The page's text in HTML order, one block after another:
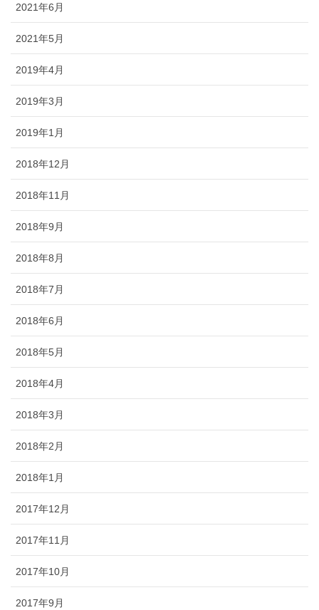
2021年6月
2021年5月
2019年4月
2019年3月
2019年1月
2018年12月
2018年11月
2018年9月
2018年8月
2018年7月
2018年6月
2018年5月
2018年4月
2018年3月
2018年2月
2018年1月
2017年12月
2017年11月
2017年10月
2017年9月